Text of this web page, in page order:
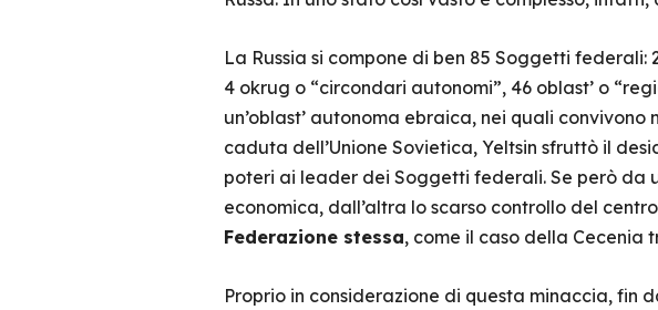
La Russia si compone di ben 85 Soggetti
4 okrug o “circondari autonomi”, 46 oblast’ o
un’oblast’ autonoma ebraica, nei quali
caduta dell’Unione Sovietica, Yeltsin sfruttò il
poteri ai leader dei Soggetti federali. Se però da
economica, dall’altra lo scarso controllo del
Federazione stessa, come il caso della Cecenia
Proprio in considerazione di questa minaccia, fin